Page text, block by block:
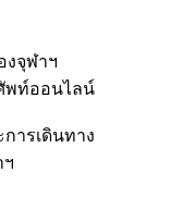
งจุฬาฯ
พท์ออนไลน์
ารเดินทาง